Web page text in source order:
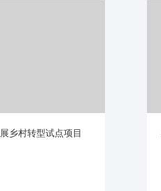
乡村转型试点项目